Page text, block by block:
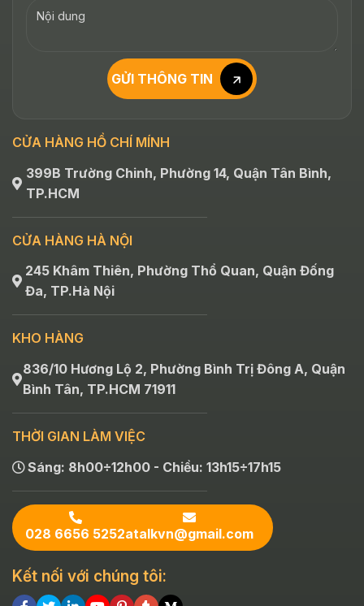
GỬI THÔNG TIN
CỬA HÀNG HỒ CHÍ MÍNH
399B Trường Chinh, Phường 14, Quận Tân Bình,
TP.HCM
CỬA HÀNG HÀ NỘI
245 Khâm Thiên, Phường Thổ Quan, Quận Đống
Đa, TP.Hà Nội
KHO HÀNG
836/10 Hương Lộ 2, Phường Bình Trị Đông A, Quận
Bình Tân, TP.HCM 71911
THỜI GIAN LÀM VIỆC
Sáng: 8h00÷12h00 - Chiều: 13h15÷17h15
028 6656 5252atalkvn@gmail.com
Kết nối với chúng tôi: